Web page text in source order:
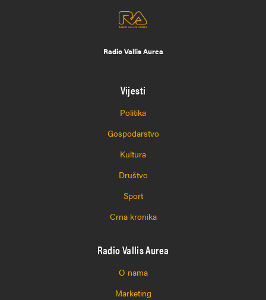
Radio Vallis Aurea
Vijesti
Politika
Gospodarstvo
Kultura
Društvo
Sport
Crna kronika
Radio Vallis Aurea
O nama
Marketing